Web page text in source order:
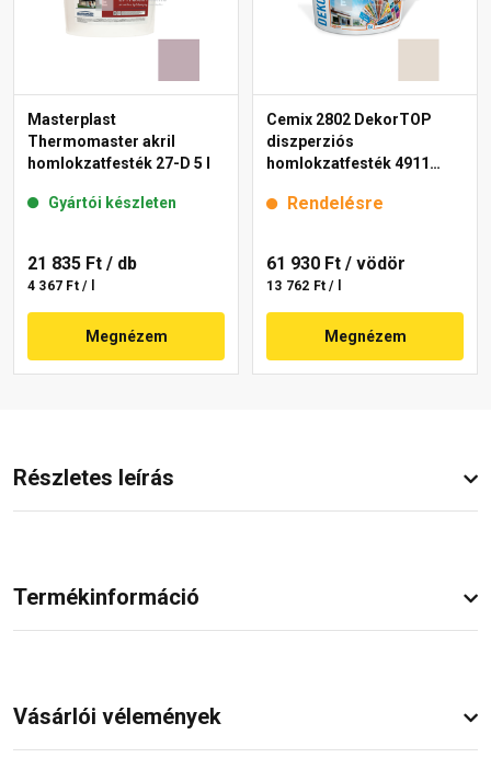
Masterplast
Thermomaster akril
homlokzatfesték 27-D 5 l
Gyártói készleten
21 835 Ft / db
4 367 Ft / l
Megnézem
Cemix 2802 DekorTOP
diszperziós
homlokzatfesték 4911
Rendelésre
61 930 Ft / vödör
13 762 Ft / l
Megnézem
Részletes leírás
Termékinformáció
Vásárlói vélemények